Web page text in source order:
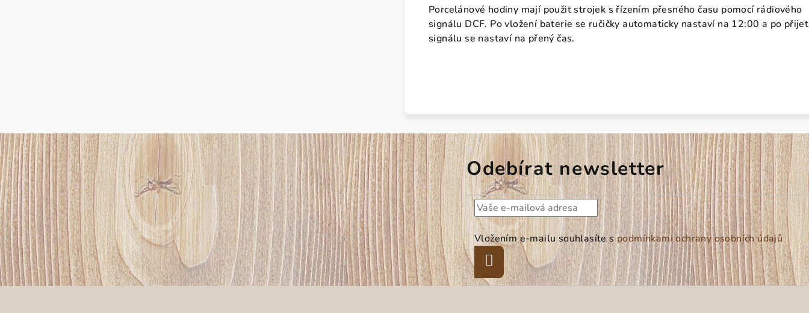
Porcelánové hodiny mají použit strojek s řízením přesného času pomocí rádiového
signálu DCF. Po vložení baterie se ručičky automaticky nastaví na 12:00 a po
signálu se nastaví na přený čas.
Odebírat newsletter
Vložením e-mailu souhlasíte spodmínkami ochrany osobních údajů
Přihlásit